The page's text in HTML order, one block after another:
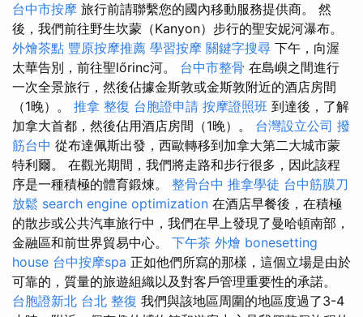
台中市按摩 旅行前請聯繫您的國內移動服務提供商。 然
後，我們前往野生坎蒙（Kanyon）步行的聖安妮河瀑布。
外燴茶點 豐原按摩推薦 學習按摩 關鍵字搜尋 下午，向渥
太華告別，前往聖lőrinc河。 台中市整骨 在島嶼之間進行
一次全景旅行，然後佔據金斯敦或金斯敦附近的酒店房間
（1晚）。 推拿 整復 台胞證申請 按摩證照班 到達後，了解
加拿大首都，然後佔用酒店房間（1晚）。 台灣設立公司 撥
筋台中 從布達佩斯出發，西歐轉移到加拿大第二大城市蒙
特利爾。 在觀光期間，我們將走路和步行很多，因此該程
序是一種積極的體育鍛煉。 整骨台中 推拿學徒 台中筋膜刀
放鬆 search engine optimization 在酒店早餐後，在積極
的散步或公共汽車旅行中，我們在早上發現了曼哈頓南部，
金融區和前世界貿易中心。 下午茶 外燴 bonesetting
house 台中按摩spa 正如他們所寫的那樣，這個立場是由於
可靠的，質量的旅遊組織以及對客戶管理重要性的承諾。
台胞證新北 台北 整復 我們與該地區周圍的地區度過了3-4